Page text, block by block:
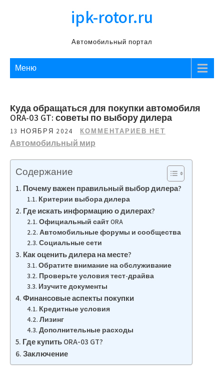
ipk-rotor.ru
Автомобильный портал
Меню
Куда обращаться для покупки автомобиля
ORA-03 GT: советы по выбору дилера
13 НОЯБРЯ 2024 КОММЕНТАРИЕВ НЕТ
Автомобильный мир
Содержание
Почему важен правильный выбор дилера?
Критерии выбора дилера
Где искать информацию о дилерах?
Официальный сайт ORA
Автомобильные форумы и сообщества
Социальные сети
Как оценить дилера на месте?
Обратите внимание на обслуживание
Проверьте условия тест-драйва
Изучите документы
Финансовые аспекты покупки
Кредитные условия
Лизинг
Дополнительные расходы
Где купить ORA-03 GT?
Заключение